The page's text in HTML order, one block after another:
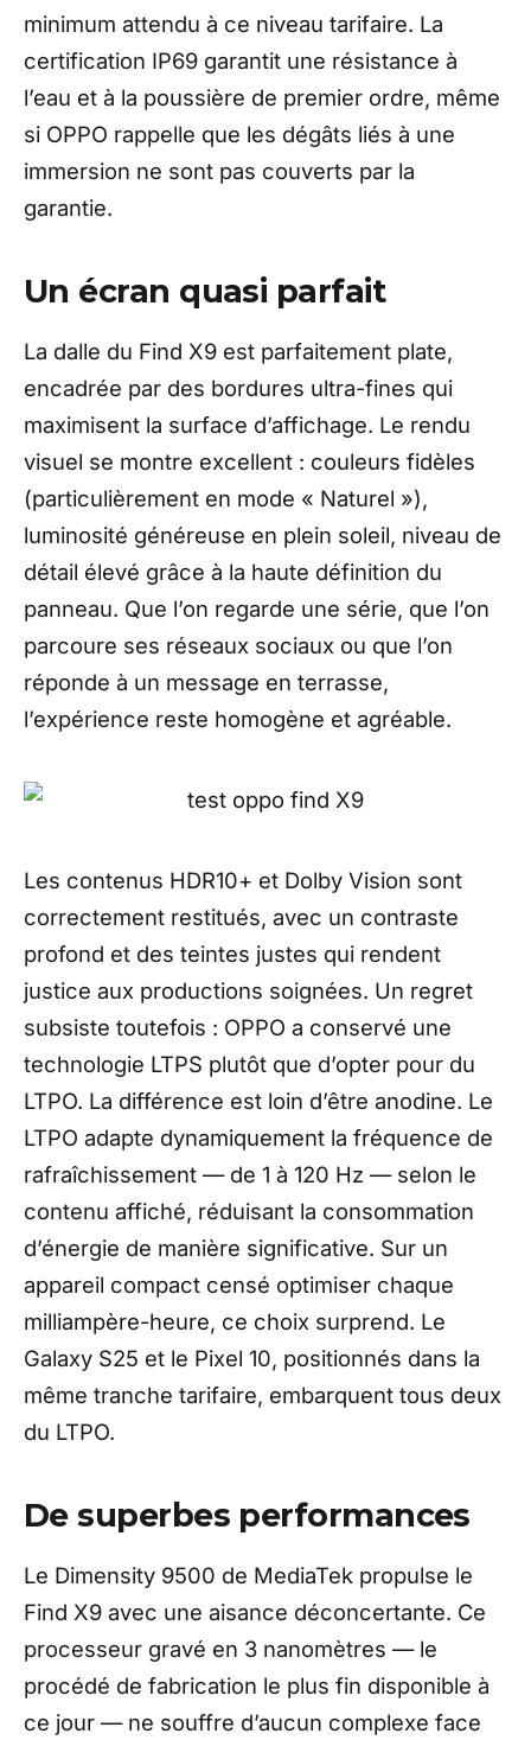
minimum attendu à ce niveau tarifaire. La
certification IP69 garantit une résistance à
l’eau et à la poussière de premier ordre, même
si OPPO rappelle que les dégâts liés à une
immersion ne sont pas couverts par la
garantie.
Un écran quasi parfait
La dalle du Find X9 est parfaitement plate,
encadrée par des bordures ultra-fines qui
maximisent la surface d’affichage. Le rendu
visuel se montre excellent : couleurs fidèles
(particulièrement en mode « Naturel »),
luminosité généreuse en plein soleil, niveau de
détail élevé grâce à la haute définition du
panneau. Que l’on regarde une série, que l’on
parcoure ses réseaux sociaux ou que l’on
réponde à un message en terrasse,
l’expérience reste homogène et agréable.
Les contenus HDR10+ et Dolby Vision sont
correctement restitués, avec un contraste
profond et des teintes justes qui rendent
justice aux productions soignées. Un regret
subsiste toutefois : OPPO a conservé une
technologie LTPS plutôt que d’opter pour du
LTPO. La différence est loin d’être anodine. Le
LTPO adapte dynamiquement la fréquence de
rafraîchissement — de 1 à 120 Hz — selon le
contenu affiché, réduisant la consommation
d’énergie de manière significative. Sur un
appareil compact censé optimiser chaque
milliampère-heure, ce choix surprend. Le
Galaxy S25 et le Pixel 10, positionnés dans la
même tranche tarifaire, embarquent tous deux
du LTPO.
De superbes performances
Le Dimensity 9500 de MediaTek propulse le
Find X9 avec une aisance déconcertante. Ce
processeur gravé en 3 nanomètres — le
procédé de fabrication le plus fin disponible à
ce jour — ne souffre d’aucun complexe face